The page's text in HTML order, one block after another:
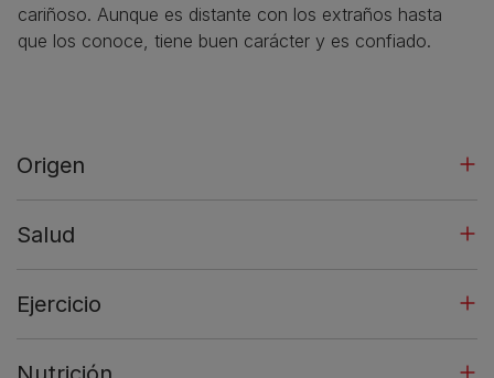
cariñoso. Aunque es distante con los extraños hasta
que los conoce, tiene buen carácter y es confiado.
Origen
Salud
Ejercicio